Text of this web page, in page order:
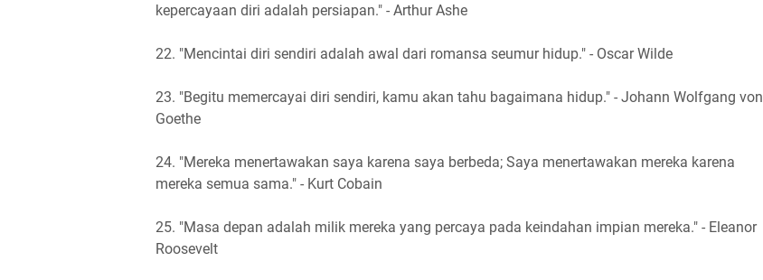
kepercayaan diri adalah persiapan." - Arthur Ashe
22. "Mencintai diri sendiri adalah awal dari romansa seumur hidup." - Oscar Wilde
23. "Begitu memercayai diri sendiri, kamu akan tahu bagaimana hidup." - Johann Wolfgang von
Goethe
24. "Mereka menertawakan saya karena saya berbeda; Saya menertawakan mereka karena
mereka semua sama." - Kurt Cobain
25. "Masa depan adalah milik mereka yang percaya pada keindahan impian mereka." - Eleanor
Roosevelt